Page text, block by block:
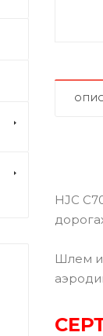
HJC
Шлем